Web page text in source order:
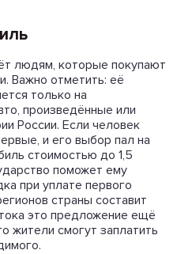
людям, которые покупают
Важно отметить: её
только на
произведённые или
России. Если человек
и его выбор пал на
стоимостью до 1,5
поможет ему
при уплате первого
страны составит
это предложение ещё
жители смогут заплатить